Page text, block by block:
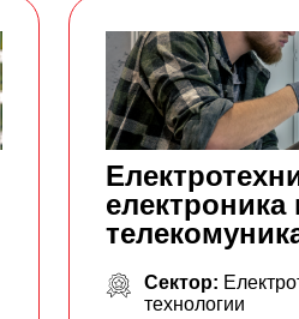
електроника
Сектор:
технологии